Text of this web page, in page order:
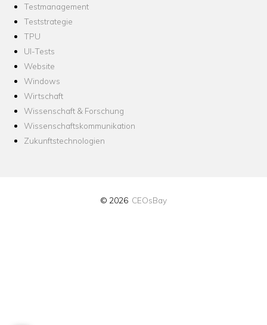
Testmanagement
Teststrategie
TPU
UI-Tests
Website
Windows
Wirtschaft
Wissenschaft & Forschung
Wissenschaftskommunikation
Zukunftstechnologien
© 2026 CEOsBay